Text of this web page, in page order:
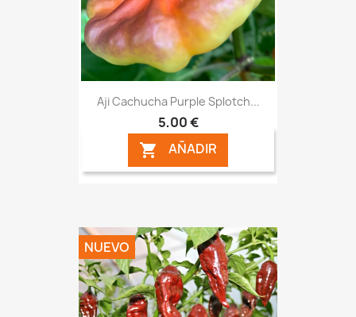
Aji Cachucha Purple Splotch...
5,00 €
 AÑADIR
NUEVO